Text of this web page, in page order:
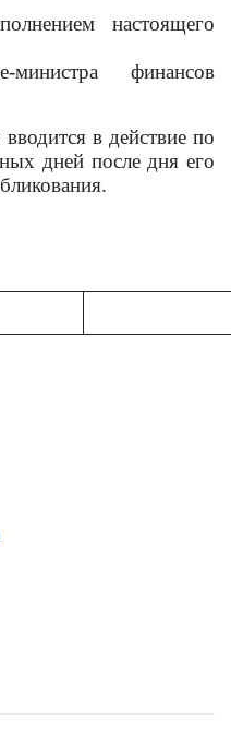
настоящего
финансов
в действие по
дней после дня его